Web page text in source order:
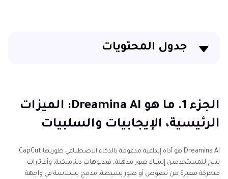
جدول المحتويات
الجزء 2. من يستخدم Dreamina؟
الجزء 4. كيف تنشئ صورًا بالذكاء الاصطناعي باستخدام
Dreamina AI؟
الجزء 1. ما هو Dreamina AI: الميزات
الرئيسية، الإيجابيات والسلبيات
Dreamina AI هو أداة إبداعية مدعومة بالذكاء الاصطناعي طورتها CapCut
تتيح للمستخدمين إنشاء صور مذهلة، فيديوهات ديناميكية، وأفاتارات
متحركة معبرة من نصوص أو صور بسيطة. مدمج بسلاسة في واجهة